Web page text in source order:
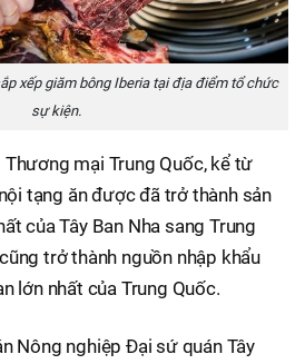
xếp giăm bông Iberia tại địa điểm tổ chức
sự kiện.
mại Trung Quốc, kể từ
tạng ăn được đã trở thành sản
của Tây Ban Nha sang Trung
trở thành nguồn nhập khẩu
lớn nhất của Trung Quốc.
Nông nghiệp Đại sứ quán Tây